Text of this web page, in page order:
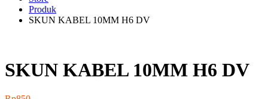
Produk
SKUN KABEL 10MM H6 DV
SKUN KABEL 10MM H6 DV